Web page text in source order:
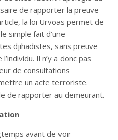
de rapporter la preuve
la loi Urvoas permet de
simple fait d’une
djihadistes, sans preuve
Il n’y a donc pas
de consultations
un acte terroriste.
de rapporter au demeurant.
avant de voir